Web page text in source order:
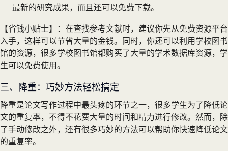
最新的研究成果，而且还可以免费下载。
【省钱小贴士】：在查找参考文献时，建议你先从免费资源平台
入手，这样可以节省大量的金钱。同时，你还可以利用学校图书
馆的资源，很多学校图书馆都购买了大量的学术数据库资源，学
生可以免费使用。
三、降重：巧妙方法轻松搞定
降重是论文写作过程中最头疼的环节之一，很多学生为了降低论
文的重复率，不得不花费大量的时间和精力进行修改。然而，除
了手动修改之外，还有很多巧妙的方法可以帮助你快速降低论文
的重复率。